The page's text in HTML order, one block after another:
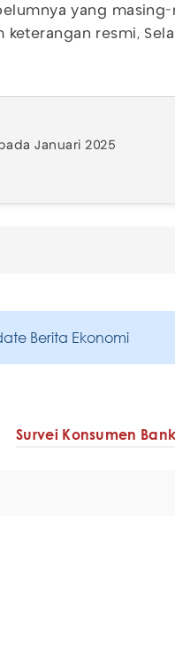
yang masing-
keterangan resmi,
Januari 2025
Berita Ekonomi
Survei Konsumen